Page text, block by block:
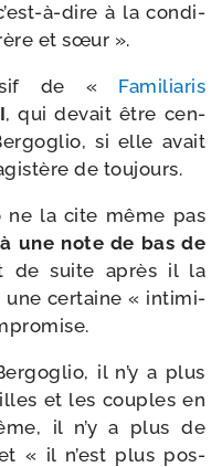
​à-​dire à la condi­
et sœur ».
de « Familiaris
, qui devait être cen­
si elle avait
de toujours.
ne la cite même pas
une note de bas de
de suite après il la
une cer­taine « inti­mi­
il n’y a plus
et les couples en
il n’y a plus de
« il n’est plus pos­